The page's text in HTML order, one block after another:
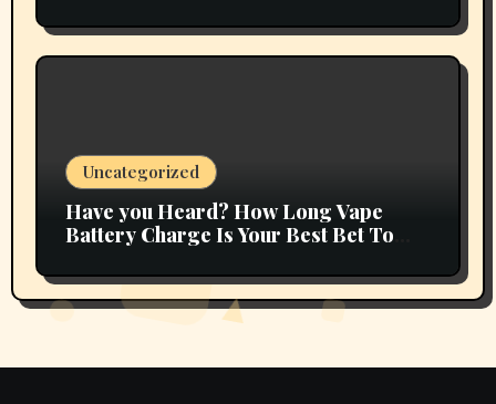
Uncategorized
Have you Heard? How Long Vape
Battery Charge Is Your Best Bet To